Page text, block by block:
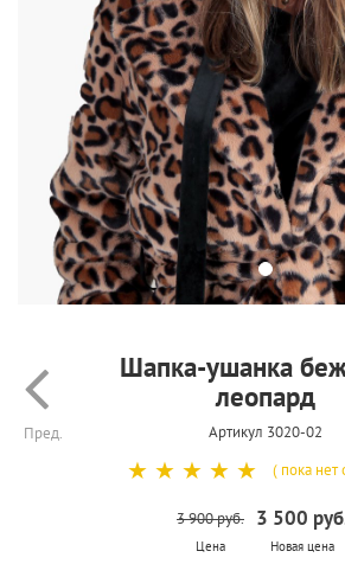
Пред.
Шапка-ушанка
леопард
Артикул 3020-02
☆
☆
☆
☆
☆ ( пока нет
3 900 руб.
Цена
3 500
Новая цена